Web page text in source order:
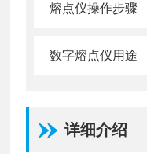
熔点仪操作步骤
数字熔点仪用途
详细介绍